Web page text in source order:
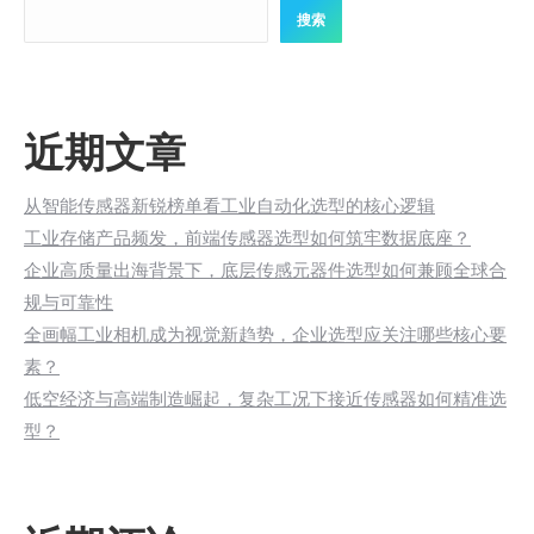
搜索
近期文章
从智能传感器新锐榜单看工业自动化选型的核心逻辑
工业存储产品频发，前端传感器选型如何筑牢数据底座？
企业高质量出海背景下，底层传感元器件选型如何兼顾全球合
规与可靠性
全画幅工业相机成为视觉新趋势，企业选型应关注哪些核心要
素？
低空经济与高端制造崛起，复杂工况下接近传感器如何精准选
型？